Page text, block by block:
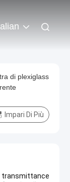
di plexiglass
Impari Di Più
transmittance